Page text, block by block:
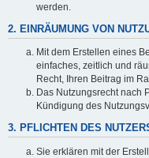
werden.
2. EINRÄUMUNG VON
Mit dem Erstellen eines
einfaches, zeitlich und
Recht, Ihren Beitrag im
Das Nutzungsrecht nach
Kündigung des
3. PFLICHTEN DES
Sie erklären mit der